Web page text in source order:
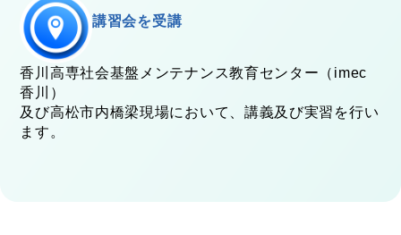
講習会を受講
香川高専社会基盤メンテナンス教育センター（imec
香川）
及び高松市内橋梁現場において、講義及び実習を行い
ます。